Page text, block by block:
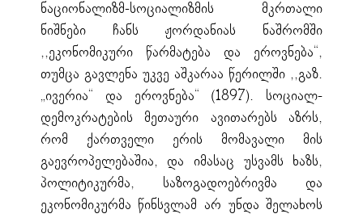
ნაციონალიზმ-სოციალიზმის მკრთალი
ნიშნები ჩანს ჟორდანიას ნაშრომში
,,ეკონომიკური წარმატება და ეროვნება“,
თუმცა გავლენა უკვე აშკარაა წერილში ,,გაზ.
„ივერია“ და ეროვნება“ (1897). სოციალ-
დემოკრატების მეთაური ავითარებს აზრს,
რომ ქართველი ერის მომავალი მის
გაევროპელებაშია, და იმასაც უსვამს ხაზს,
პოლიტიკურმა, საზოგადოებრივმა და
ეკონომიკურმა წინსვლამ არ უნდა შელახოს